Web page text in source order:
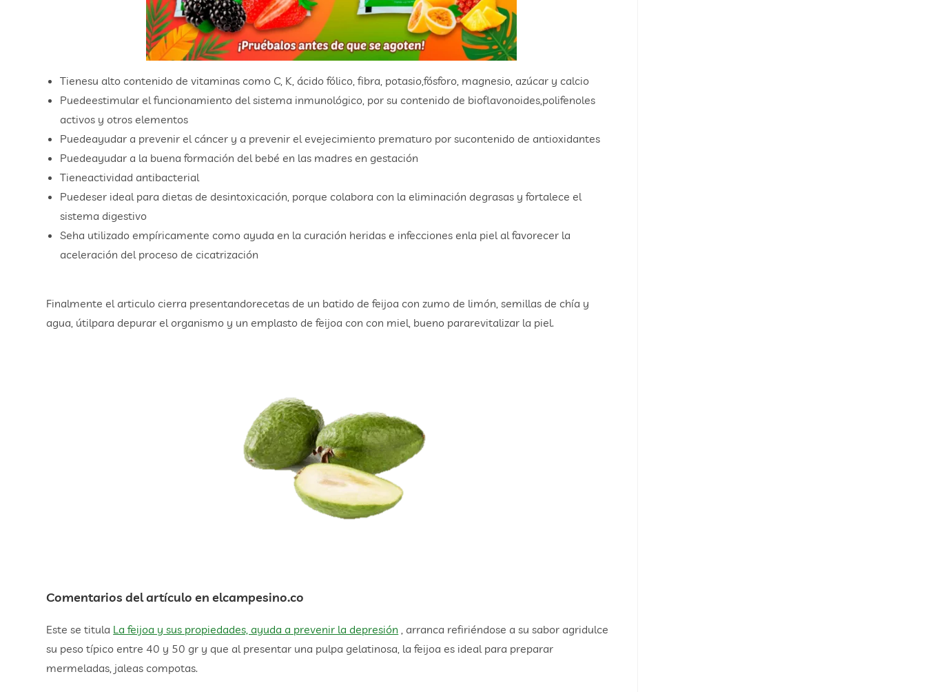
Tienesu alto contenido de vitaminas como C, K, ácido fólico, fibra, potasio,fósforo, magnesio, azúcar y calcio
Puedeestimular el funcionamiento del sistema inmunológico, por su contenido de bioflavonoides,polifenoles
activos y otros elementos
Puedeayudar a prevenir el cáncer y a prevenir el evejecimiento prematuro por sucontenido de antioxidantes
Puedeayudar a la buena formación del bebé en las madres en gestación
Tieneactividad antibacterial
Puedeser ideal para dietas de desintoxicación, porque colabora con la eliminación degrasas y fortalece el
sistema digestivo
Seha utilizado empíricamente como ayuda en la curación heridas e infecciones enla piel al favorecer la
aceleración del proceso de cicatrización
Finalmente el articulo cierra presentandorecetas de un batido de feijoa con zumo de limón, semillas de chía y
agua, útilpara depurar el organismo y un emplasto de feijoa con con miel, bueno pararevitalizar la piel.
Comentarios del artículo en elcampesino.co
Este se titula La feijoa y sus propiedades, ayuda a prevenir la depresión , arranca refiriéndose a su sabor agridulce
su peso típico entre 40 y 50 gr y que al presentar una pulpa gelatinosa, la feijoa es ideal para preparar
mermeladas, jaleas compotas.